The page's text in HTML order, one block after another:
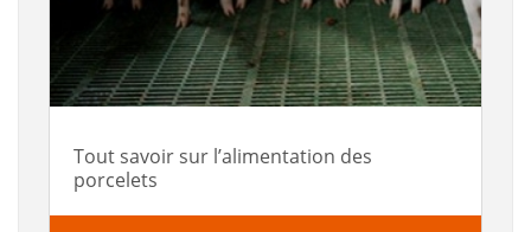
Tout savoir sur l’alimentation des
porcelets